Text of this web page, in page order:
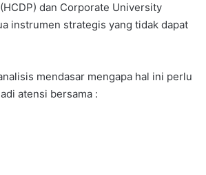
dan Corporate University
instrumen strategis yang tidak dapat
mendasar mengapa hal ini perlu
atensi bersama :